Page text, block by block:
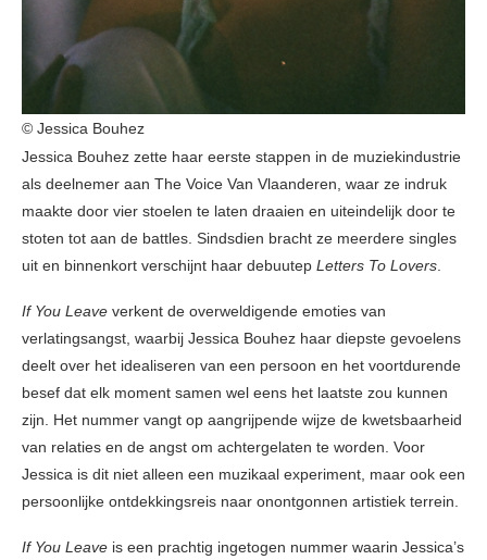
© Jessica Bouhez
Jessica Bouhez zette haar eerste stappen in de muziekindustrie
als deelnemer aan The Voice Van Vlaanderen, waar ze indruk
maakte door vier stoelen te laten draaien en uiteindelijk door te
stoten tot aan de battles. Sindsdien bracht ze meerdere singles
uit en binnenkort verschijnt haar debuutep Letters To Lovers.
If You Leave verkent de overweldigende emoties van
verlatingsangst, waarbij Jessica Bouhez haar diepste gevoelens
deelt over het idealiseren van een persoon en het voortdurende
besef dat elk moment samen wel eens het laatste zou kunnen
zijn. Het nummer vangt op aangrijpende wijze de kwetsbaarheid
van relaties en de angst om achtergelaten te worden. Voor
Jessica is dit niet alleen een muzikaal experiment, maar ook een
persoonlijke ontdekkingsreis naar onontgonnen artistiek terrein.
If You Leave is een prachtig ingetogen nummer waarin Jessica’s